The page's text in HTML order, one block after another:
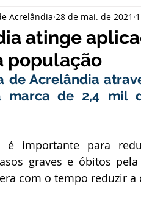
Desporto Cultura e Lazer
Institucional e Governo
Parlamentar Vigilância
atinge
população
Acrelândia 28 de mai. de 2021
de Acrelândia
marca de 2,4 mil
é importante para
graves e óbitos
com o tempo reduzir a